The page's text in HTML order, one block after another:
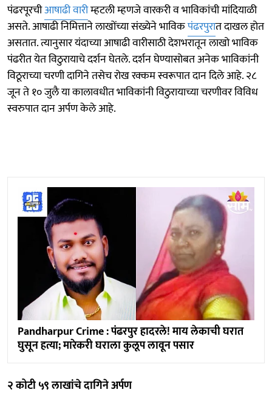
पंढरपूरचीआषाढी वारीम्हटली म्हणजे वारकरी व भाविकांची मांदियाळी
असते. आषाढी निमित्ताने लाखोंच्या संख्येने भाविकपंढरपुरात दाखल होत
असतात. त्यानुसार यंदाच्या आषाढी वारीसाठी देशभरातून लाखो भाविक
पंढरीत येत विठुरायाचे दर्शन घेतले. दर्शन घेण्यासोबत अनेक भाविकांनी
विठूराच्या चरणी दागिने तसेच रोख रक्कम स्वरूपात दान दिले आहे. २८
जून ते १० जुलै या कालावधीत भाविकांनी विठुरायाच्या चरणीवर विविध
स्वरुपात दान अर्पण केले आहे.
Pandharpur Crime : पंढरपुर हादरले! माय लेकाची घरात
घुसून हत्या; मारेकरी घराला कुलूप लावून पसार
२ कोटी ५९ लाखांचे दागिने अर्पण